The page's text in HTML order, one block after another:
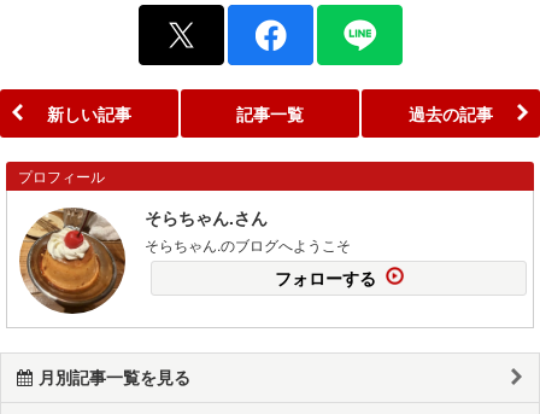
新しい記事 記事一覧 過去の記事
プロフィール
そらちゃん.さん
そらちゃん.のブログへようこそ
フォローする
月別記事一覧を見る